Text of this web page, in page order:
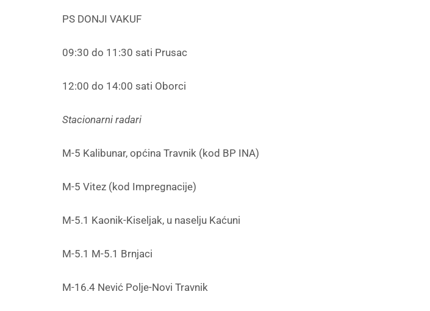
PS DONJI VAKUF
09:30 do 11:30 sati Prusac
12:00 do 14:00 sati Oborci
Stacionarni radari
M-5 Kalibunar, općina Travnik (kod BP INA)
M-5 Vitez (kod Impregnacije)
M-5.1 Kaonik-Kiseljak, u naselju Kaćuni
M-5.1 M-5.1 Brnjaci
M-16.4 Nević Polje-Novi Travnik